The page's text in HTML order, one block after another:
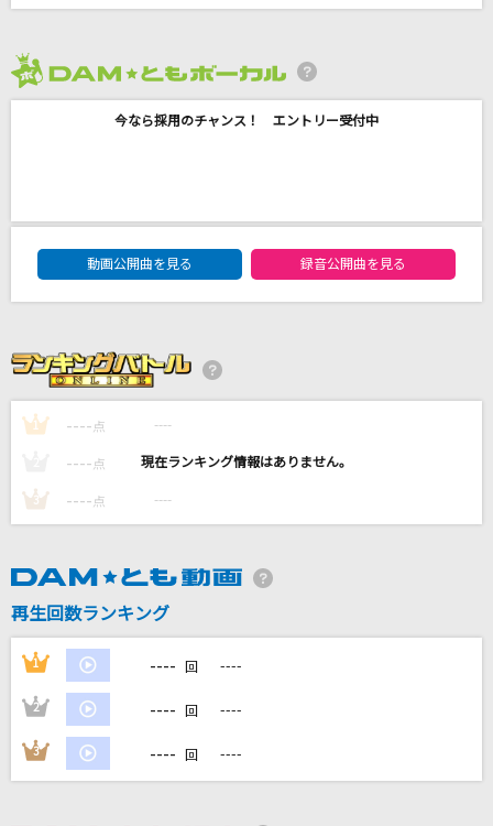
Automatic(ビデオクリップバージョン)
宇多田ヒカル
[生音]水平線
back number
もらい泣き
SUN
DAMの新曲・ランキングなど
今なら採用のチャンス！ エントリー受付中
DAM★ともボーカルエントリーランキング
動画公開曲を見る
録音公開曲を見る
1 ---- 点 ----
---- 点 ----
3 ---- 点 ----
再生回数ランキング
1 ---- 回 ----
2 ---- 回 ----
3 ---- 回 ----